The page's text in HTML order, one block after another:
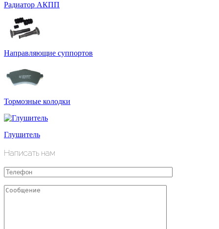
Радиатор АКПП
Направляющие суппортов
Тормозные колодки
Глушитель
Написать нам